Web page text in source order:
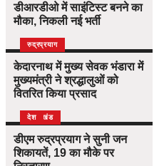
डीआरडीओ में साइंटिस्ट बनने का
मौका, निकली नई भर्ती
उत्तराखंड
देश
रुद्रप्रयाग
केदारनाथ में मुख्य सेवक भंडारा में
मुख्यमंत्री ने श्रद्धालुओं को
वितरित किया प्रसाद
उत्तराखंड
देश
डीएम रुद्रप्रयाग ने सुनी जन
शिकायतें, 19 का मौके पर